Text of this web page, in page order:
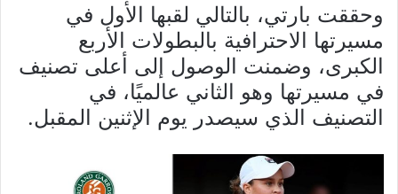
وحققت بارتي، بالتالي لقبها الأول في
مسيرتها الاحترافية بالبطولات الأربع
الكبرى، وضمنت الوصول إلى أعلى تصنيف
في مسيرتها وهو الثاني عالميًا، في
التصنيف الذي سيصدر يوم الإثنين المقبل.